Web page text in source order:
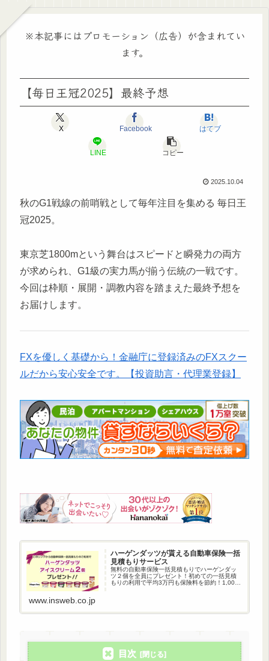
※本記事にはプロモーション（広告）が含まれてい
ます。
【毎日王冠2025】最終予想
X Facebook はてブ
LINE コピー
2025.10.04
秋のG1戦線の前哨戦として毎年注目を集める 毎日王
冠2025。
東京芝1800mという舞台はスピードと瞬発力の両方
が求められ、G1級の実力馬が揃う伝統の一戦です。
今回は枠順・展開・調教内容を踏まえた最終予想を
お届けします。
FXを優しく基礎から！金融庁に登録済みのFXスクー
ルだから安心安全です。【投資助言・代理業登録】
ハーゲンダッツが貰える自動車保険一括
見積もりサービス
無料の自動車保険一括見積もりでハーゲンダッ
ツ２個を全員にプレゼント！初めての一括見積
もりの利用で平均3万円も保険料を節約！1,000
www.insweb.co.jp
目次